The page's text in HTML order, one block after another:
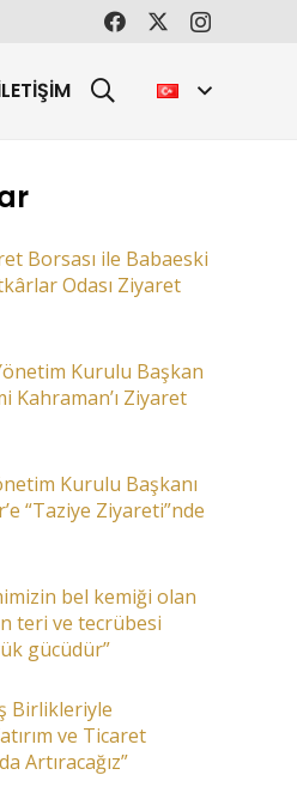
Borsası ile Babaeski
Odası Ziyaret
Kurulu Başkan
Kahraman’ı Ziyaret
Kurulu Başkanı
“Taziye Ziyareti”nde
bel kemiği olan
teri ve tecrübesi
gücüdür”
Birlikleriyle
ve Ticaret
Artıracağız”